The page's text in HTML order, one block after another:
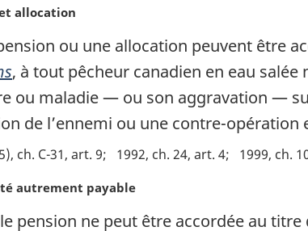
allocation
ou une allocation peuvent être
, à tout pêcheur canadien en eau
ou maladie — ou son aggravation —
de l’ennemi ou une contre-
ch. C-31, art. 9 1992, ch. 24, art. 4 1999, ch.
autrement payable
pension ne peut être accordée au